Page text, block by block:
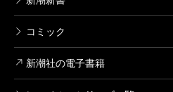
コミック
新潮社の電子書籍